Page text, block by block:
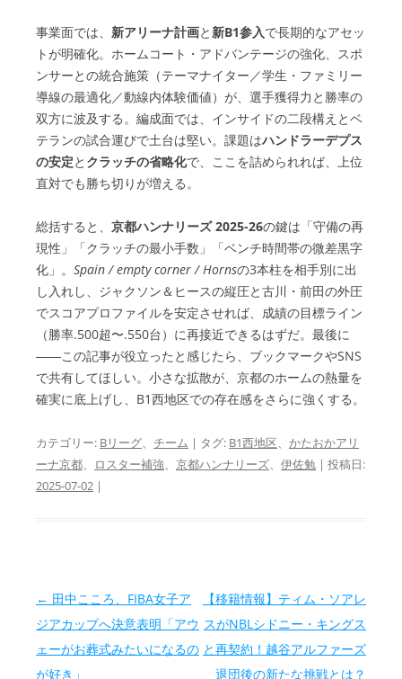
事業面では、 新アリーナ計画と新B1参入で長期的なアセッ
トが明確化。ホームコート・アドバンテージの強化、スポ
ンサーとの統合施策（テーマナイター／学生・ファミリー
導線の最適化／動線内体験価値）が、選手獲得力と勝率の
双方に波及する。編成面では、インサイドの二段構えとベ
テランの試合運びで土台は堅い。課題はハンドラーデプス
の安定と クラッチの省略化で、ここを詰められれば、上位
直対でも勝ち切りが増える。
総括すると、 京都ハンナリーズ 2025-26の鍵は「守備の再
現性」「クラッチの最小手数」「ベンチ時間帯の微差黒字
化」。 Spain / empty corner / Hornsの3本柱を相手別に出
し入れし、ジャクソン＆ヒースの縦圧と古川・前田の外圧
でスコアプロファイルを安定させれば、成績の目標ライン
（勝率.500超〜.550台）に再接近できるはずだ。最後に
――この記事が役立ったと感じたら、ブックマークやSNS
で共有してほしい。小さな拡散が、京都のホームの熱量を
確実に底上げし、B1西地区での存在感をさらに強くする。
カテゴリー: Bリーグ、 チーム | タグ: B1西地区、 かたおかアリ
ーナ京都、 ロスター補強、 京都ハンナリーズ、 伊佐勉 | 投稿日:
2025-07-02 |
投稿ナビゲーション
← 田中こころ、FIBA女子ア
ジアカップへ決意表明「アウ
ェーがお葬式みたいになるの
が好き」
【移籍情報】ティム・ソアレ
スがNBLシドニー・キングス
と再契約！越谷アルファーズ
退団後の新たな挑戦とは？